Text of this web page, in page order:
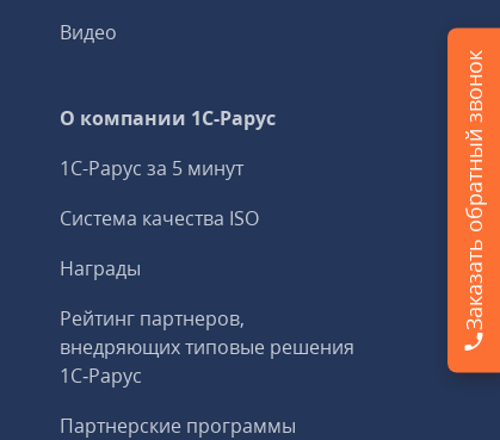
Видео
О компании 1C-Рарус
1С-Рарус за 5 минут
Система качества ISO
Награды
Рейтинг партнеров,
внедряющих типовые решения
1С‑Рарус
Партнерские программы
Заказать обратный звонок